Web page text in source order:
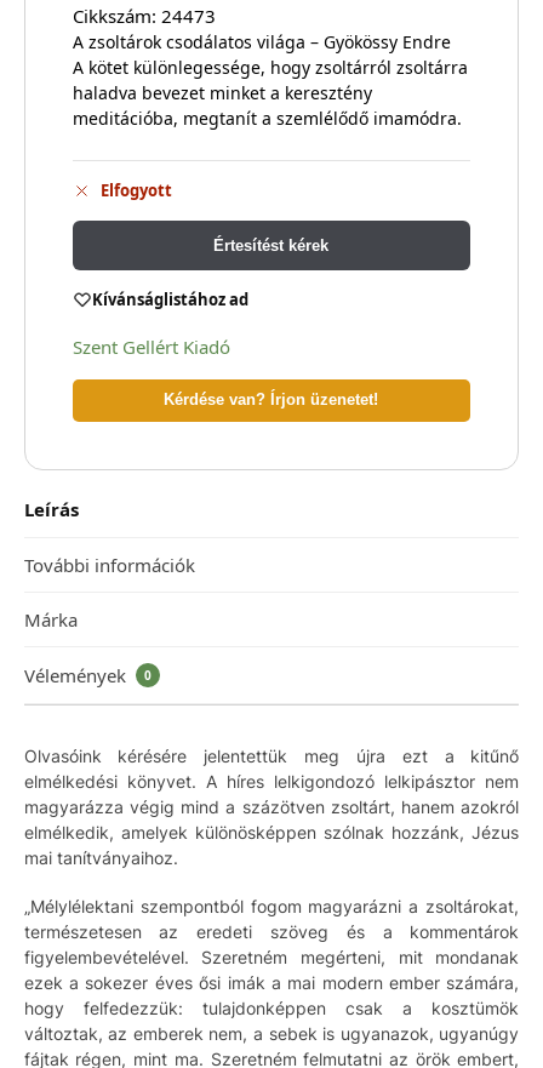
Cikkszám: 24473
A zsoltárok csodálatos világa – Gyökössy Endre
A kötet különlegessége, hogy zsoltárról zsoltárra
haladva bevezet minket a keresztény
meditációba, megtanít a szemlélődő imamódra.
Elfogyott
Értesítést kérek
Kívánságlistához ad
Szent Gellért Kiadó
Kérdése van? Írjon üzenetet!
Leírás
További információk
Márka
Vélemények 0
Olvasóink kérésére jelentettük meg újra ezt a kitűnő
elmélkedési könyvet. A híres lelkigondozó lelkipásztor nem
magyarázza végig mind a százötven zsoltárt, hanem azokról
elmélkedik, amelyek különösképpen szólnak hozzánk, Jézus
mai tanítványaihoz.
„Mélylélektani szempontból fogom magyarázni a zsoltárokat,
természetesen az eredeti szöveg és a kommentárok
figyelembevételével. Szeretném megérteni, mit mondanak
ezek a sokezer éves ősi imák a mai modern ember számára,
hogy felfedezzük: tulajdonképpen csak a kosztümök
változtak, az emberek nem, a sebek is ugyanazok, ugyanúgy
fájtak régen, mint ma. Szeretném felmutatni az örök embert,